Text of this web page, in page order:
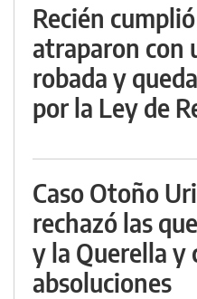
Recién
atraparon con
robada y
por la Ley de
Caso Otoño
rechazó las
y la Querella y
absoluciones